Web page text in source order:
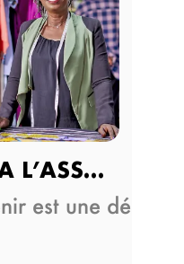
SOUSCRIRE A L’ASSURANCE…
est une